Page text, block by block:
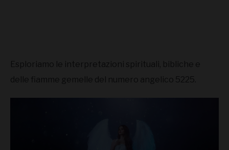
Esploriamo le interpretazioni spirituali, bibliche e
delle fiamme gemelle del numero angelico 5225.